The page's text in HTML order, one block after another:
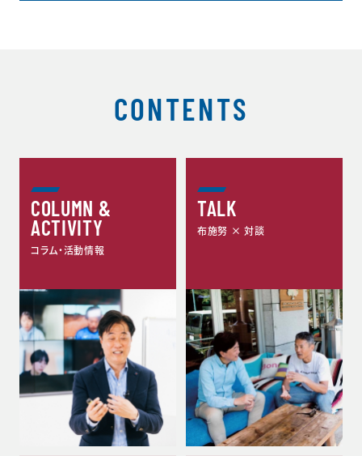
CONTENTS
COLUMN &
ACTIVITY
コラム・活動情報
TALK
布施努 × 対談